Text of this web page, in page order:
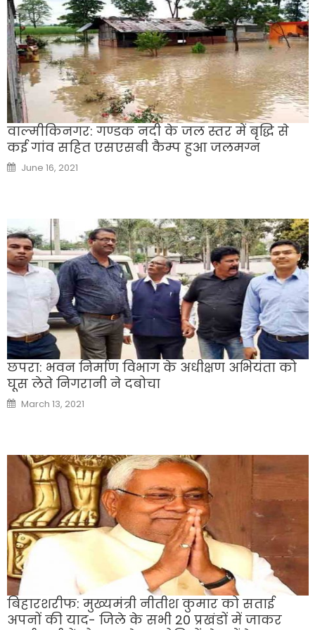
वाल्मीकिनगर: गण्डक नदी के जल स्तर में बृद्धि से
कई गांव सहित एसएसबी कैम्प हुआ जलमग्न
Posted
on
June 16, 2021
छपरा: भवन निर्माण विभाग के अधीक्षण अभियंता को
घूस लेते निगरानी ने दबोचा
Posted
on
March 13, 2021
बिहारशरीफ: मुख्यमंत्री नीतीश कुमार को सताई
अपनों की याद- जिले के सभी 20 प्रखंडों में जाकर